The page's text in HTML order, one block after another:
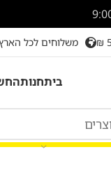
משלוחים לכל
ביתחנות